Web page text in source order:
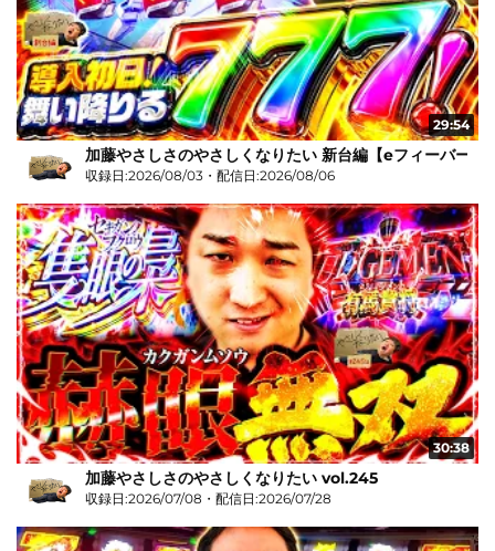
29:54
加藤やさしさのやさしくなりたい 新台編【eフィーバー
収録日:2026/08/03・配信日:2026/08/06
30:38
加藤やさしさのやさしくなりたい vol.245
収録日:2026/07/08・配信日:2026/07/28